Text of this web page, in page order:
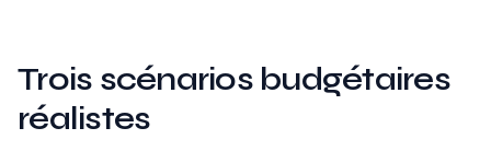
Trois scénarios budgétaires
réalistes